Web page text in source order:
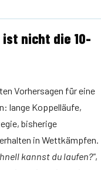
nicht die 10-
Vorhersagen für eine
lange Koppelläufe,
bisherige
in Wettkämpfen.
kannst du laufen?",